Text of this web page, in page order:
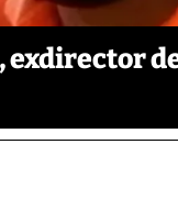
exdirector